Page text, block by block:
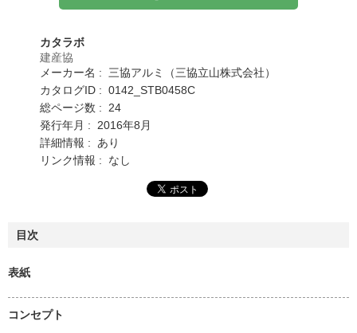
カタラボ
建産協
メーカー名 : 三協アルミ（三協立山株式会社）
カタログID : 0142_STB0458C
総ページ数 : 24
発行年月 : 2016年8月
詳細情報 : あり
リンク情報 : なし
目次
表紙
コンセプト